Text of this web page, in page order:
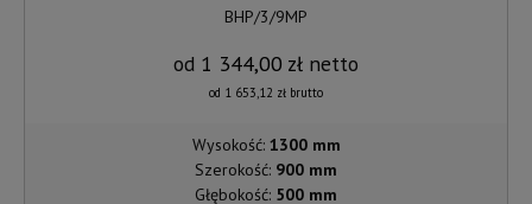
BHP/3/9MP
od 1 344,00 zł netto
od 1 653,12 zł brutto
Wysokość: 1300 mm
Szerokość: 900 mm
Głębokość: 500 mm